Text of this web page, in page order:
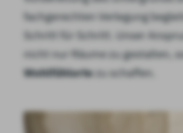
fachgerechten Verlegung
Schritt für Schritt. Unser
nicht nur Räume zu gestalten,
Wohlfühlortezu schaffen.